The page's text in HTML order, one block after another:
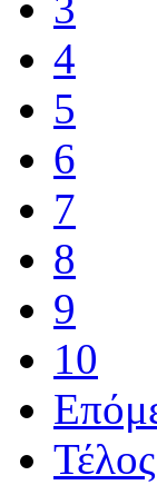
4
5
6
7
8
9
10
Τέλος